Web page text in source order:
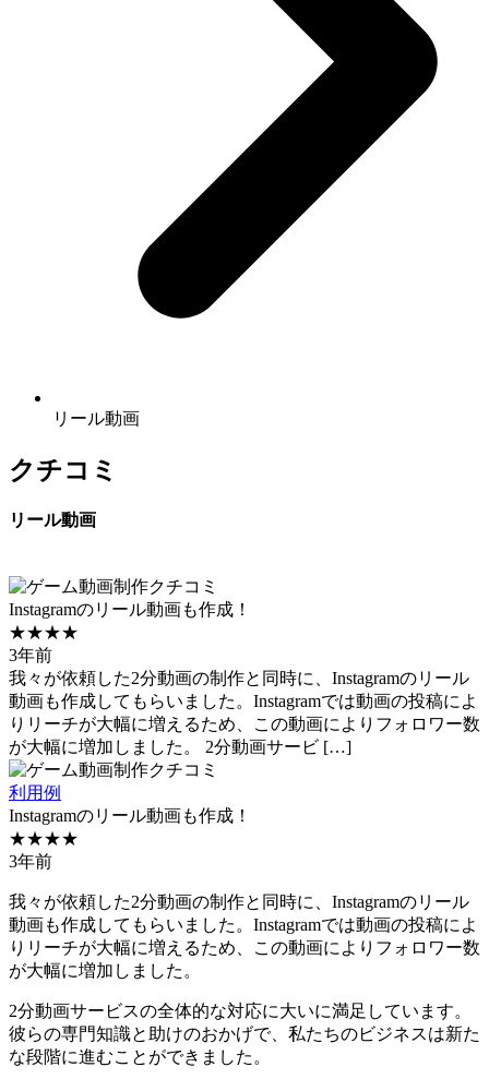
リール動画
クチコミ
リール動画
Instagramのリール動画も作成！
★★★★
3年前
我々が依頼した2分動画の制作と同時に、Instagramのリール
動画も作成してもらいました。Instagramでは動画の投稿によ
りリーチが大幅に増えるため、この動画によりフォロワー数
が大幅に増加しました。 2分動画サービ […]
利用例
Instagramのリール動画も作成！
★★★★
3年前
我々が依頼した2分動画の制作と同時に、Instagramのリール
動画も作成してもらいました。Instagramでは動画の投稿によ
りリーチが大幅に増えるため、この動画によりフォロワー数
が大幅に増加しました。
2分動画サービスの全体的な対応に大いに満足しています。
彼らの専門知識と助けのおかげで、私たちのビジネスは新た
な段階に進むことができました。